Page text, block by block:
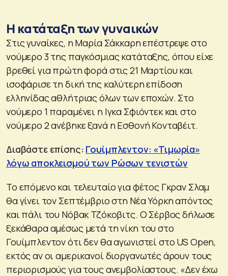
Η κατάταξη των γυναικών
Στις γυναίκες, η Μαρία Σάκκαρη επέστρεψε στο
νούμερο 3 της παγκόσμιας κατάταξης, όπου είχε
βρεθεί για πρώτη φορά στις 21 Μαρτίου και
ισοφάρισε τη δική της καλύτερη επίδοση
ελληνίδας αθλήτριας όλων των εποχών. Στο
νούμερο 1 παραμένει η Ιγκα Σφιόντεκ και στο
νούμερο 2 ανέβηκε ξανά η Εσθονή Κονταβέιτ.
Διαβάστε επίσης: Γουίμπλεντον: «Τιμωρία»
λόγω αποκλεισμού των Ρώσων τενιστών
Το επόμενο και τελευταίο για φέτος Γκραν Σλαμ
θα γίνει τον Σεπτέμβριο στη Νέα Υόρκη απόντος
και πάλι του Νόβακ Τζόκοβιτς. Ο Σέρβος δήλωσε
ξεκάθαρα αμέσως μετά τη νίκη του στο
Γουίμπλεντον ότι δεν θα αγωνιστεί στο US Open,
εκτός αν οι αμερικανοί διοργανωτές άρουν τους
περιορισμούς για τους ανεμβολίαστους. «Δεν έχω